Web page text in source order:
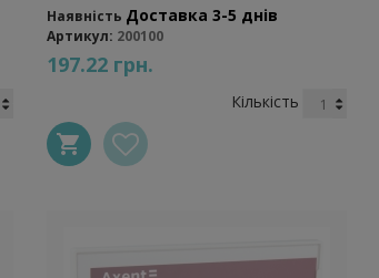
Наявність Доставка 3-5 днів
Артикул: 200100
197.22 грн.
Кількість